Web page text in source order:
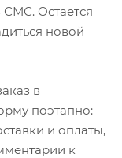
СМС. Остается
новой
в
поэтапно:
и оплаты,
к